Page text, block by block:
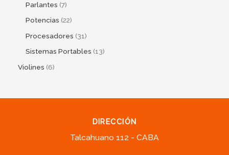
Parlantes 7
Potencias 22
Procesadores 31
Sistemas Portables 13
Violines 6
DIRECCIÓN
Talcahuano 112 - CABA